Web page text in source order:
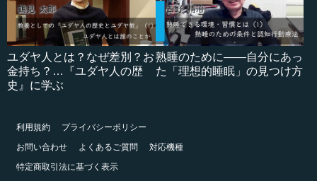
ユダヤ人とは？なぜ差別？お
金持ち？…『ユダヤ人の歴
史』に学ぶ
熟睡のために――自分にあっ
た「理想的睡眠」の見つけ方
利用規約
プライバシーポリシー
お問い合わせ
よくあるご質問
対応機種
特定商取引法に基づく表示